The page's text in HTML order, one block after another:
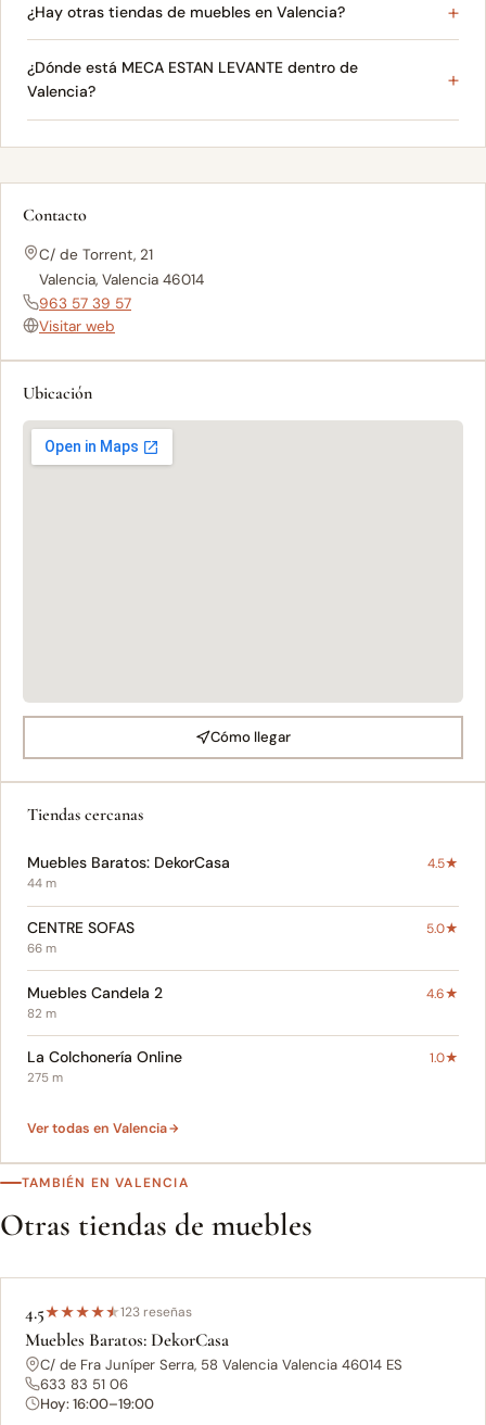
¿Hay otras tiendas de muebles en Valencia?
¿Dónde está MECA ESTAN LEVANTE dentro de
Valencia?
Contacto
C/ de Torrent, 21
Valencia, Valencia 46014
963 57 39 57
Visitar web
Ubicación
Cómo llegar
Tiendas cercanas
Muebles Baratos: DekorCasa 4.5★
44 m
CENTRE SOFAS 5.0★
66 m
Muebles Candela 2 4.6★
82 m
La Colchonería Online 1.0★
275 m
Ver todas en Valencia
TAMBIÉN EN VALENCIA
Otras tiendas de muebles
4.5★★★★★123 reseñas
Muebles Baratos: DekorCasa
C/ de Fra Juníper Serra, 58 Valencia Valencia 46014 ES
633 83 51 06
Hoy: 16:00–19:00